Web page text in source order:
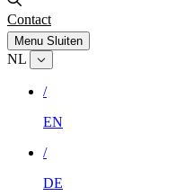
Contact
Menu Sluiten
NL
/
EN
/
DE